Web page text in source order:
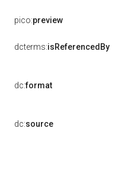
pico:preview
dcterms:isReferencedBy
dc:format
dc:source